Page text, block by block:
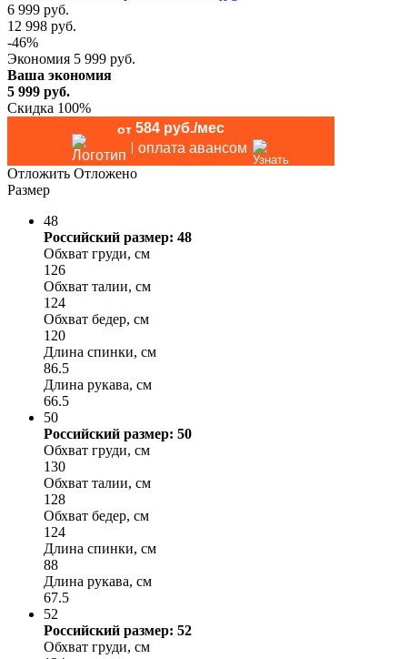
6 999 руб.
12 998 руб.
-46%
Экономия 5 999 руб.
Ваша экономия
5 999 руб.
Скидка 100%
от 584 руб./мес
оплата авансом
Отложить Отложено
Размер
48
Российский размер: 48
Обхват груди, см
126
Обхват талии, см
124
Обхват бедер, см
120
Длина спинки, см
86.5
Длина рукава, см
66.5
50
Российский размер: 50
Обхват груди, см
130
Обхват талии, см
128
Обхват бедер, см
124
Длина спинки, см
88
Длина рукава, см
67.5
52
Российский размер: 52
Обхват груди, см